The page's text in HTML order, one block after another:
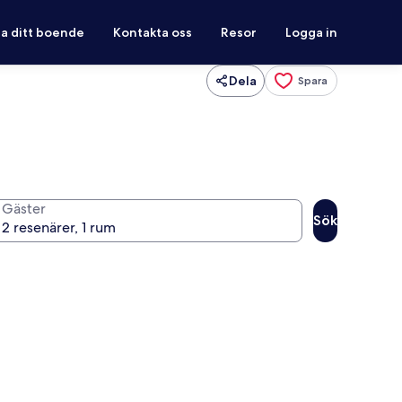
ditt boende Kontakta oss Resor Logga in
Dela Spara
Gäster
Sök